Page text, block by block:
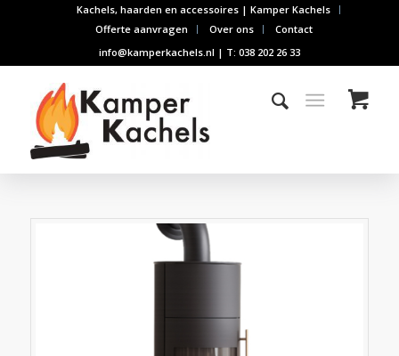
Kachels, haarden en accessoires | Kamper Kachels
Offerte aanvragen
Over ons
Contact
info@kamperkachels.nl | T: 038 202 26 33